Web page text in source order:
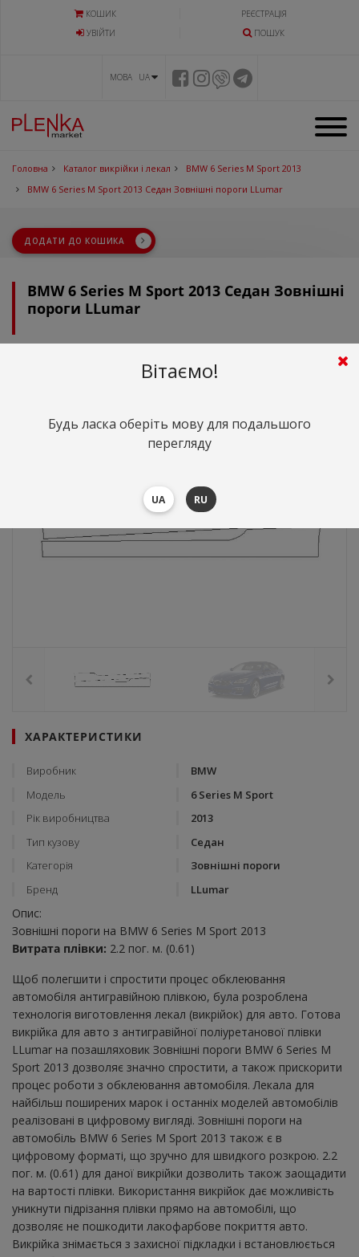
КОШИК
РЕЄСТРАЦІЯ
УВIЙТИ
ПОШУК
МОВА UA
Головна Каталог викрійки і лекал
BMW 6 Series M Sport 2013
BMW 6 Series M Sport 2013 Седан Зовнішні пороги LLumar
ДОДАТИ ДО КОШИКА
BMW 6 Series M Sport 2013 Седан Зовнішні
пороги LLumar
грн. ($98.65)
ХАРАКТЕРИСТИКИ
Виробник
BMW
Модель
6 Series M Sport
Рік виробництва
2013
Тип кузову
Седан
Категорія
Зовнішні пороги
Бренд
LLumar
Опис:
Зовнішні пороги на BMW 6 Series M Sport 2013
Витрата плівки: 2.2 пог. м. (0.61)
Щоб полегшити і спростити процес обклеювання
автомобіля антигравійною плівкою, була розроблена
технологія виготовлення лекал (викрійок) для авто. Готова
викрійка для авто з антигравійної поліуретанової плівки
LLumar на позашляховик Зовнішні пороги BMW 6 Series M
Sport 2013 дозволяє значно спростити, а також прискорити
процес роботи з обклеювання автомобіля. Лекала для
найбільш поширених марок і останніх моделей автомобілів
реалізовані в цифровому вигляді. Зовнішні пороги на
автомобіль BMW 6 Series M Sport 2013 також є в
цифровому форматі, що зручно для швидкого розкрою. 2.2
пог. м. (0.61) для даної викрійки дозволить також заощадити
на вартості плівки. Використання викрійок дає можливість
уникнути підрізання плівки прямо на автомобілі, що
дозволяє не пошкодити лакофарбове покриття авто.
Викрійка знімається з захисної підкладки і встановлюється
Вітаємо!
Будь ласка оберіть мову для подальшого
перегляду
UA RU